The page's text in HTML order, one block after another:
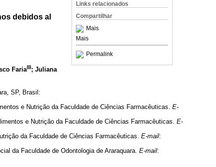
Links relacionados
Compartilhar
Mais
Mais
Permalink
debidos al
FariaIII; Juliana
SP, Brasil:
e Nutrição da Faculdade de Ciências Farmacêuticas. E-
e Nutrição da Faculdade de Ciências Farmacêuticas. E-
da Faculdade de Ciências Farmacêuticas. E-mail:
da Faculdade de Odontologia de Araraquara. E-mail: